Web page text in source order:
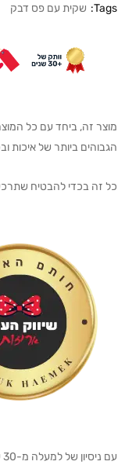
Tags: שקית עם פס דבק
מוצר זה, ביחד עם כל
הגבוהים ביותר של איכות
כל זה בכדי להבטיח
עם ניסיון של למעלה מ-30 שנים,